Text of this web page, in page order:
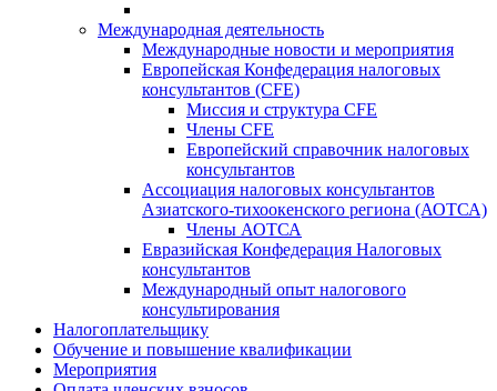
Международная деятельность
Международные новости и мероприятия
Европейская Конфедерация налоговых
консультантов (CFE)
Миссия и структура CFE
Члены CFE
Европейский справочник налоговых
консультантов
Ассоциация налоговых консультантов
Азиатского-тихоокенского региона (АОТСА)
Члены АОТСА
Евразийская Конфедерация Налоговых
консультантов
Международный опыт налогового
консультирования
Налогоплательщику
Обучение и повышение квалификации
Мероприятия